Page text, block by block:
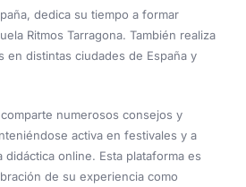
dedica su tiempo a formar
Ritmos Tarragona. También realiza
en distintas ciudades de España y
numerosos consejos y
activa en festivales y a
online. Esta plataforma es
de su experiencia como